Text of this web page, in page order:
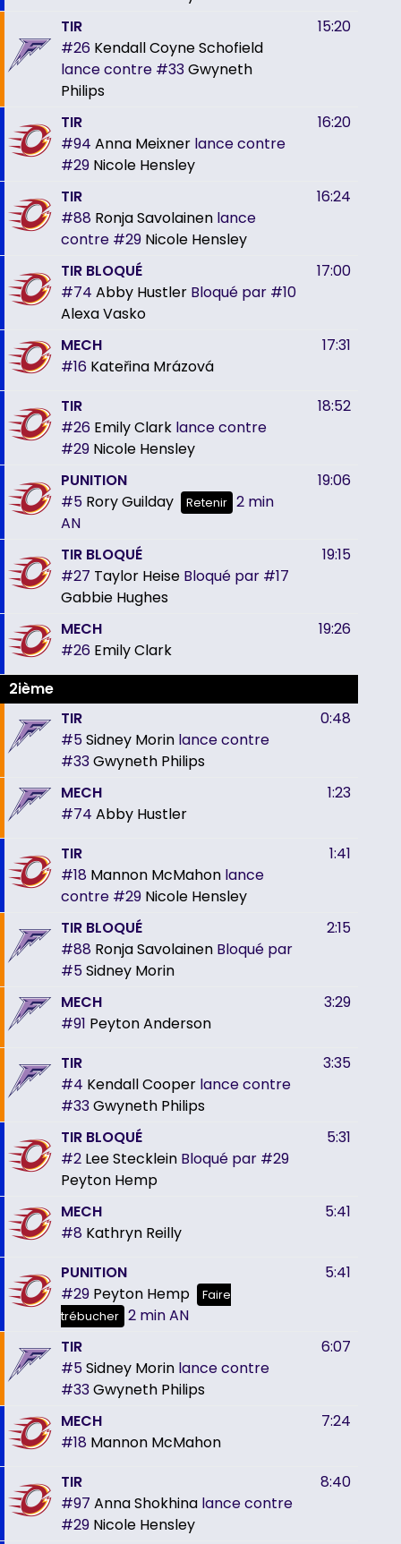
TIR
#26 Kendall Coyne Schofield
lance contre #33Gwyneth
Philips
15:20
TIR
#94 Anna Meixner lance contre
#29 Nicole Hensley
16:20
TIR
#88 Ronja Savolainen lance
contre #29 Nicole Hensley
16:24
TIR BLOQUÉ
#74 Abby Hustler Bloqué par #10
Alexa Vasko
17:00
MECH
#16 Kateřina Mrázová
17:31
TIR
#26 Emily Clark lance contre
#29 Nicole Hensley
18:52
PUNITION
#5 Rory Guilday Retenir 2 min
AN
19:06
TIR BLOQUÉ
#27 Taylor Heise Bloqué par #17
Gabbie Hughes
19:15
MECH
#26 Emily Clark
19:26
2ième
TIR
#5Sidney Morin lance contre
#33Gwyneth Philips
0:48
MECH
#74 Abby Hustler
1:23
TIR
#18 Mannon McMahon lance
contre #29 Nicole Hensley
1:41
TIR BLOQUÉ
#88 Ronja Savolainen Bloqué par
#5Sidney Morin
2:15
MECH
#91 Peyton Anderson
3:29
TIR
#4 Kendall Cooper lance contre
#33Gwyneth Philips
3:35
TIR BLOQUÉ
#2 Lee Stecklein Bloqué par #29
Peyton Hemp
5:31
MECH
#8 Kathryn Reilly
5:41
PUNITION
#29 Peyton Hemp
Faire
trébucher 2 minAN
5:41
TIR
#5Sidney Morin lance contre
#33Gwyneth Philips
6:07
MECH
#18 Mannon McMahon
7:24
TIR
#97 Anna Shokhina lance contre
#29 Nicole Hensley
8:40